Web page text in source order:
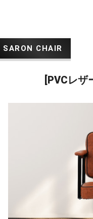
[PVCレザ